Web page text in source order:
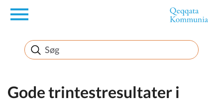
en
Borger
Erhverv
Gode trintestresultater i